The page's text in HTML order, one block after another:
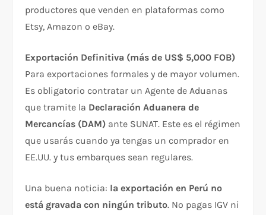
productores que venden en plataformas como
Etsy, Amazon o eBay.
Exportación Definitiva (más de US$ 5,000 FOB)
Para exportaciones formales y de mayor volumen.
Es obligatorio contratar un Agente de Aduanas
que tramite la Declaración Aduanera de
Mercancías (DAM) ante SUNAT. Este es el régimen
que usarás cuando ya tengas un comprador en
EE.UU. y tus embarques sean regulares.
Una buena noticia: la exportación en Perú no
está gravada con ningún tributo. No pagas IGV ni